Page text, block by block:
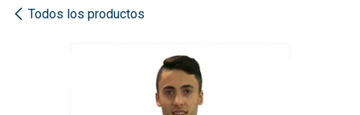
Todos los productos